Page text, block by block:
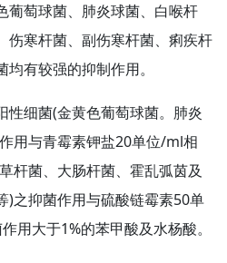
葡萄球菌、肺炎球菌、白喉杆
伤寒杆菌、副伤寒杆菌、痢疾杆
有较强的抑制作用。
性细菌(金黄色葡萄球菌。肺炎
用与青霉素钾盐20单位/ml相
杆菌、大肠杆菌、霍乱弧茵及
)之抑菌作用与硫酸链霉素50单
用大于1%的苯甲酸及水杨酸。